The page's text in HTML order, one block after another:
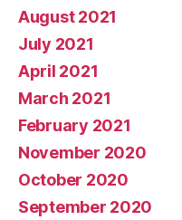
August 2021
July 2021
April 2021
March 2021
February 2021
November 2020
October 2020
September 2020